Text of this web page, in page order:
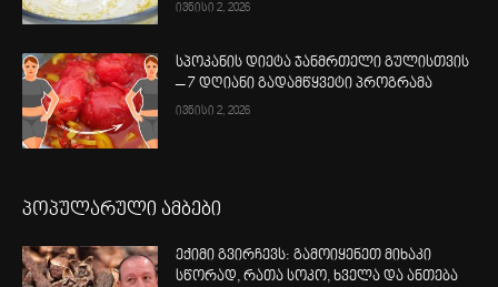
ივნისი 2, 2026
სპოკანის დიეტა ჯანმრთელი გულისთვის
– 7 დღიანი გადამწყვეტი პროგრამა
ივნისი 2, 2026
პოპულარული ამბები
ექიმი გვირჩევს: გამოიყენეთ მიხაკი
სწორად, რათა სოკო, ხველა და ანთება